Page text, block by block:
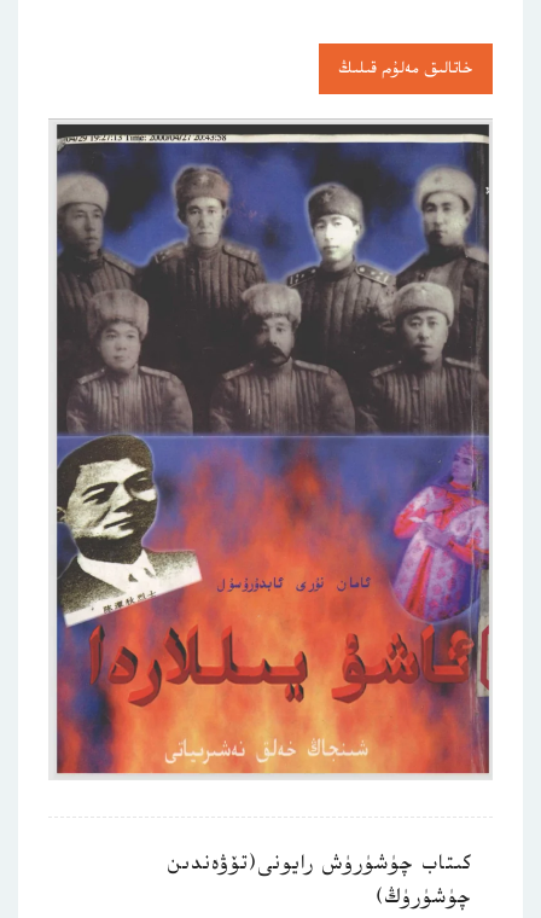
خاتالىق مەلۇم قىلىڭ
كىتاب چۈشۈرۈش رايونى(تۆۋەندىن
چۈشۈرۈڭ)